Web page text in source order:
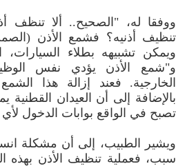
ووفقا له، "الصحيح.. ألا تنظف
تنظيف أذنيه؟ فشمع الأذن
ويمكن تشبيهه بطلاء السيارات،
و"شمع الأذن يؤدي نفس
الخارجية. فعند إزالة هذا
بالإضافة إلى أن العيدان
تصبح في الواقع بوابات الدخول
ويشير الطبيب، إلى أن مشكلة
سبب، فعملية تنظيف الأذن بهذه